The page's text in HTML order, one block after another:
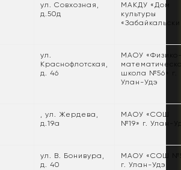
ул. Совхозная,
д.50д
МАКДУ «Дом
культуры
ул.
Краснофлотская,
д. 46
МАОУ
школа №56» г.
Улан-Удэ
, ул. Жердева,
д.19а
МАОУ «СОШ
№19» г. Улан-
ул. В. Бонивура,
д. 40
МАОУ «СОШ
г. Улан-Удэ